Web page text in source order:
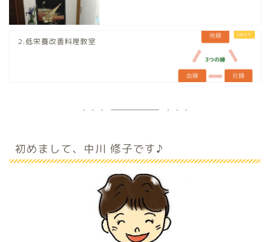
2.低栄養改善料理教室
初めまして、中川 修子です♪